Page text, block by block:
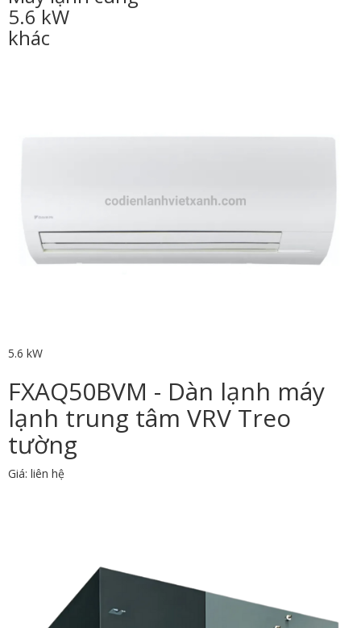
5.6 kW
khác
5.6 kW
FXAQ50BVM - Dàn lạnh máy
lạnh trung tâm VRV Treo
tường
Giá: liên hệ